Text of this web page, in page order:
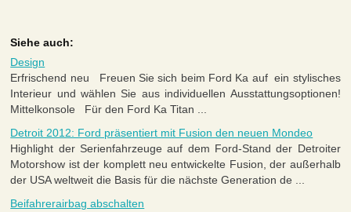
Siehe auch:
Design
Erfrischend neu Freuen Sie sich beim Ford Ka auf ein stylisches
Interieur und wählen Sie aus individuellen Ausstattungsoptionen!
Mittelkonsole Für den Ford Ka Titan ...
Detroit 2012: Ford präsentiert mit Fusion den neuen Mondeo
Highlight der Serienfahrzeuge auf dem Ford-Stand der Detroiter
Motorshow ist der komplett neu entwickelte Fusion, der außerhalb
der USA weltweit die Basis für die nächste Generation de ...
Beifahrerairbag abschalten